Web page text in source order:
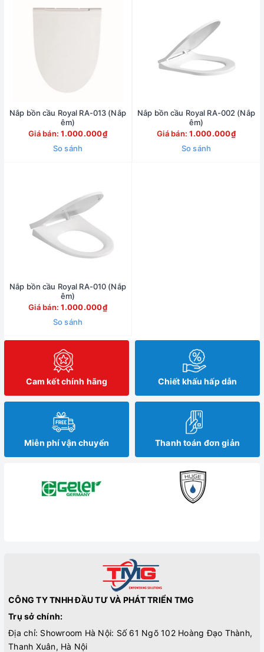
Nắp bồn cầu Royal RA-013 (Nắp
êm)
Giá bán:1.000.000₫
So sánh
Nắp bồn cầu Royal RA-002 (Nắp
êm)
Giá bán:1.000.000₫
So sánh
Nắp bồn cầu Royal RA-010 (Nắp
êm)
Giá bán:1.000.000₫
So sánh
Cam kết chính hãng Chiết khấu hấp dẫn
Miễn phí vận chuyển Thanh toán đơn giản
CÔNG TY TNHH ĐẦU TƯ VÀ PHÁT TRIỂN TMG
Trụ sở chính:
Địa chỉ: Showroom Hà Nội: Số 61 Ngõ 102 Hoàng Đạo Thành,
Thanh Xuân, Hà Nội